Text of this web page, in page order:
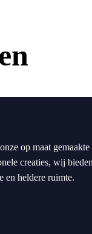
op maat
creaties, wij
en heldere ruimte.